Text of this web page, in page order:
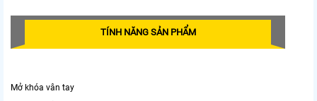
TÍNH NĂNG SẢN PHẨM
Mở khóa vân tay